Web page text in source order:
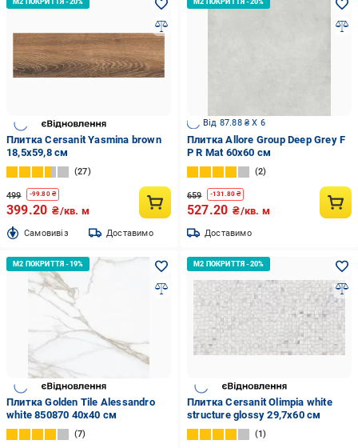
Плитка Cersanit Yasmina brown
18,5х59,8 см
27
499 -99.80₴
399.20 ₴/кв. м
Cамовивіз Доставимо
Від 87.88 ₴ X 6
Плитка Allore Group Deep Grey F
P R Mat 60x60 cм
2
659 -131.80₴
527.20 ₴/кв. м
Доставимо
Плитка Golden Tile Alessandro
white 850870 40х40 см
7
Плитка Cersanit Olimpia white
structure glossy 29,7x60 см
1